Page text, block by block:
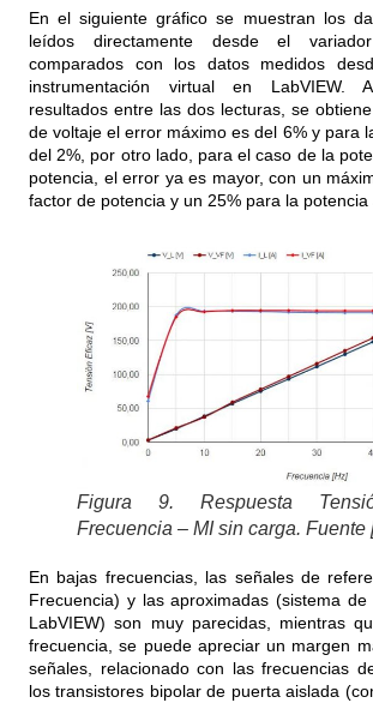
En el siguiente gráfico se muestran los
leídos directamente desde el
comparados con los datos medidos
instrumentación virtual en LabVIEW.
resultados entre las dos lecturas, se
de voltaje el error máximo es del 6% y para
del 2%, por otro lado, para el caso de la
potencia, el error ya es mayor, con un
factor de potencia y un 25% para la potencia
Figura 9. Respuesta
Frecuencia – MI sin carga. Fuente
En bajas frecuencias, las señales de
Frecuencia) y las aproximadas (sistema
LabVIEW) son muy parecidas, mientras
frecuencia, se puede apreciar un margen
señales, relacionado con las frecuencias
los transistores bipolar de puerta aislada